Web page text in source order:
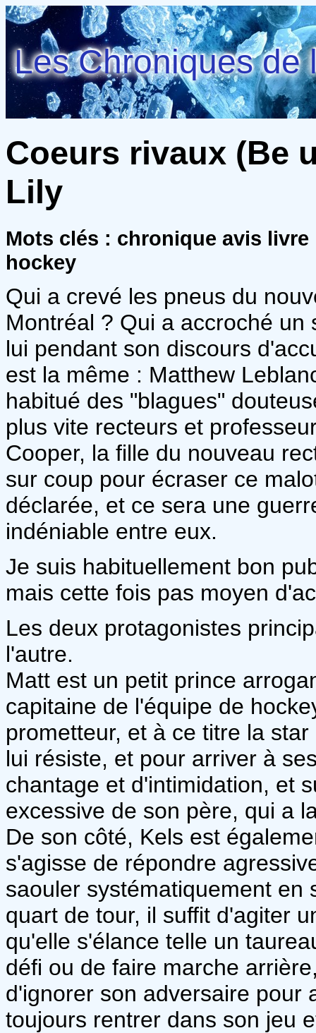
Les Chroniques de
Coeurs rivaux (Be
Lily
Mots clés : chronique avis
hockey
Qui a crevé les pneus du
Montréal ? Qui a accroché
lui pendant son discours
est la même : Matthew
habitué des "blagues"
plus vite recteurs et
Cooper, la fille du nouveau
sur coup pour écraser ce
déclarée, et ce sera une
indéniable entre eux.
Je suis habituellement bon
mais cette fois pas moyen
Les deux protagonistes
l'autre.
Matt est un petit prince
capitaine de l'équipe de
prometteur, et à ce titre la
lui résiste, et pour arriver à
chantage et d'intimidation, et
excessive de son père, qui a
De son côté, Kels est
s'agisse de répondre
saouler systématiquement en
quart de tour, il suffit d'agiter
qu'elle s'élance telle un
défi ou de faire marche
d'ignorer son adversaire pour
toujours rentrer dans son jeu